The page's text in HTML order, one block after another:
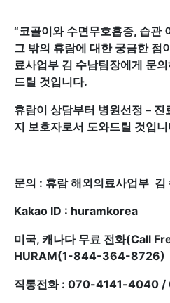
“코골이와 수면무호흡증, 습관
그 밖의 휴람에 대한 궁금한 점
료사업부 김 수남팀장에게 문
드릴 것입니다.
휴람이 상담부터 병원선정 –
지 보호자로서 도와드릴 것입
문의 : 휴람 해외의료사업부 김
Kakao ID : huramkorea
미국, 캐나다 무료 전화(Call
HURAM(1-844-364-8726)
직통전화 : 070-4141-4040